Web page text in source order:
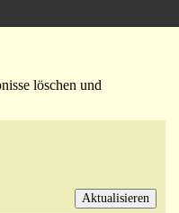
löschen und